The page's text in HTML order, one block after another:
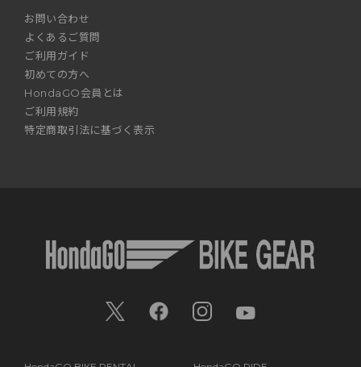
お問い合わせ
よくあるご質問
ご利用ガイド
初めての方へ
HondaGO会員とは
ご利用規約
特定商取引法に基づく表示